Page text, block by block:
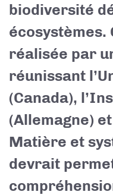
biodiversité
écosystèmes.
réalisée par
réunissant
(Canada),
(Allemagne)
Matière et
devrait